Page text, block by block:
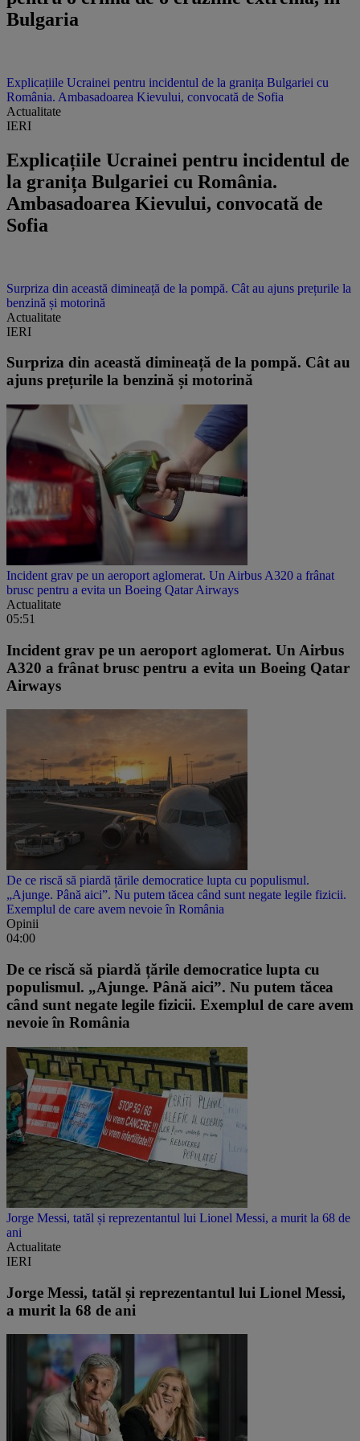
Bulgaria
Explicațiile Ucrainei pentru incidentul de la granița Bulgariei cu
România. Ambasadoarea Kievului, convocată de Sofia
Actualitate
IERI
Explicațiile Ucrainei pentru incidentul de
la granița Bulgariei cu România.
Ambasadoarea Kievului, convocată de
Sofia
Surpriza din această dimineață de la pompă. Cât au ajuns prețurile la
benzină și motorină
Actualitate
IERI
Surpriza din această dimineață de la pompă. Cât au
ajuns prețurile la benzină și motorină
Incident grav pe un aeroport aglomerat. Un Airbus A320 a frânat
brusc pentru a evita un Boeing Qatar Airways
Actualitate
05:51
Incident grav pe un aeroport aglomerat. Un Airbus
A320 a frânat brusc pentru a evita un Boeing Qatar
Airways
De ce riscă să piardă țările democratice lupta cu populismul.
„Ajunge. Până aici”. Nu putem tăcea când sunt negate legile fizicii.
Exemplul de care avem nevoie în România
Opinii
04:00
De ce riscă să piardă țările democratice lupta cu
populismul. „Ajunge. Până aici”. Nu putem tăcea
când sunt negate legile fizicii. Exemplul de care avem
nevoie în România
Jorge Messi, tatăl și reprezentantul lui Lionel Messi, a murit la 68 de
ani
Actualitate
IERI
Jorge Messi, tatăl și reprezentantul lui Lionel Messi,
a murit la 68 de ani